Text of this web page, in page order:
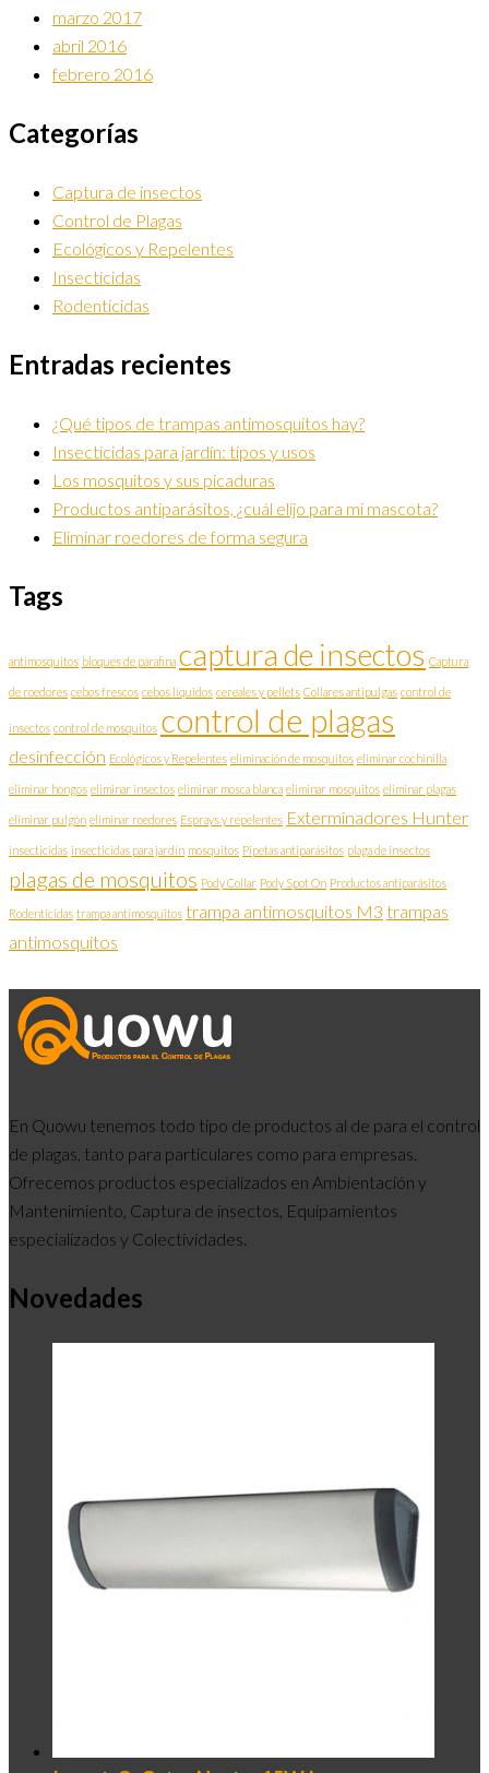
marzo 2017
abril 2016
febrero 2016
Categorías
Captura de insectos
Control de Plagas
Ecológicos y Repelentes
Insecticidas
Rodenticidas
Entradas recientes
¿Qué tipos de trampas antimosquitos hay?
Insecticidas para jardín: tipos y usos
Los mosquitos y sus picaduras
Productos antiparásitos, ¿cuál elijo para mi mascota?
Eliminar roedores de forma segura
Tags
antimosquitos bloques de parafina captura de insectos Captura
de roedores cebos frescos cebos líquidos cereales y pellets Collares antipulgas control de
insectos control de mosquitos control de plagas
desinfección Ecológicos y Repelentes eliminación de mosquitos eliminar cochinilla
eliminar hongos eliminar insectos eliminar mosca blanca eliminar mosquitos eliminar plagas
eliminar pulgón eliminar roedores Esprays y repelentes Exterminadores Hunter
insecticidas insecticidas para jardín mosquitos Pipetas antiparásitos plaga de insectos
plagas de mosquitos Pody Collar Pody Spot On Productos antiparásitos
Rodenticidas trampa antimosquitos trampa antimosquitos M3 trampas
antimosquitos
En Quowu tenemos todo tipo de productos al de para el control
de plagas, tanto para particulares como para empresas.
Ofrecemos productos especializados en Ambientación y
Mantenimiento, Captura de insectos, Equipamientos
especializados y Colectividades.
Novedades